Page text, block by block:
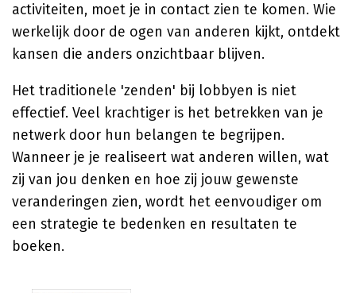
activiteiten, moet je in contact zien te komen. Wie
werkelijk door de ogen van anderen kijkt, ontdekt
kansen die anders onzichtbaar blijven.
Het traditionele 'zenden' bij lobbyen is niet
effectief. Veel krachtiger is het betrekken van je
netwerk door hun belangen te begrijpen.
Wanneer je je realiseert wat anderen willen, wat
zij van jou denken en hoe zij jouw gewenste
veranderingen zien, wordt het eenvoudiger om
een strategie te bedenken en resultaten te
boeken.